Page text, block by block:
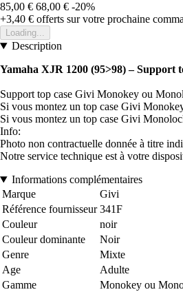
85,00 € 68,00 € -20%
+3,40 € offerts sur votre prochaine
Loading...
Description
Yamaha XJR 1200 (95>98)– Support
Support top case Givi Monokey ou
Si vous montez un top case Givi
Si vous montez un top case Givi
Info:
Photo non contractuelle donnée à titre
Notre service technique est à votre
Informations complémentaires
Marque
Givi
Référence fournisseur 341F
Couleur
noir
Couleur dominante
Noir
Genre
Mixte
Age
Adulte
Gamme
Monokey ou